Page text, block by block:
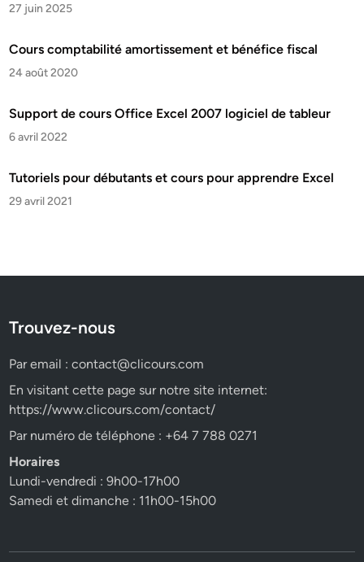
27 juin 2025
Cours comptabilité amortissement et bénéfice fiscal
24 août 2020
Support de cours Office Excel 2007 logiciel de tableur
6 avril 2022
Tutoriels pour débutants et cours pour apprendre Excel
29 avril 2021
Trouvez-nous
Par email :contact@clicours.com
En visitant cette page sur notre site internet:
https://www.clicours.com/contact/
Par numéro de téléphone : +64 7 788 0271
Horaires
Lundi-vendredi : 9h00-17h00
Samedi et dimanche : 11h00-15h00